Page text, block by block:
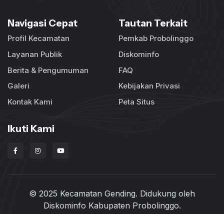
Navigasi Cepat
Profil Kecamatan
Layanan Publik
Berita & Pengumuman
Galeri
Kontak Kami
Tautan Terkait
Pemkab Probolinggo
Diskominfo
FAQ
Kebijakan Privasi
Peta Situs
Ikuti Kami
© 2025 Kecamatan Gending. Didukung oleh
Diskominfo Kabupaten Probolinggo.